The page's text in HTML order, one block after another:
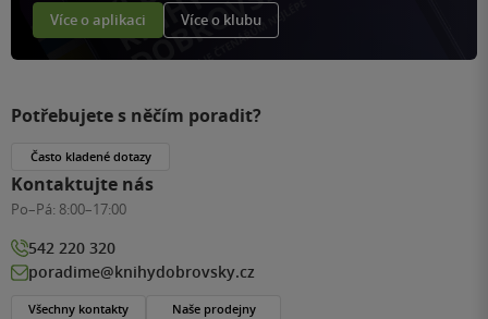
Více o aplikaci Více o klubu
Potřebujete s něčím poradit?
Často kladené dotazy
Kontaktujte nás
Po–Pá: 8:00–17:00
542 220 320
poradime@knihydobrovsky.cz
Všechny kontakty Naše prodejny